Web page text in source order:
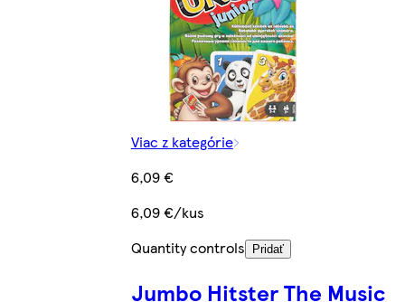
Viac z kategórie
6,09 €
6,09 €/kus
Quantity controls
Pridať
Jumbo Hitster The Music